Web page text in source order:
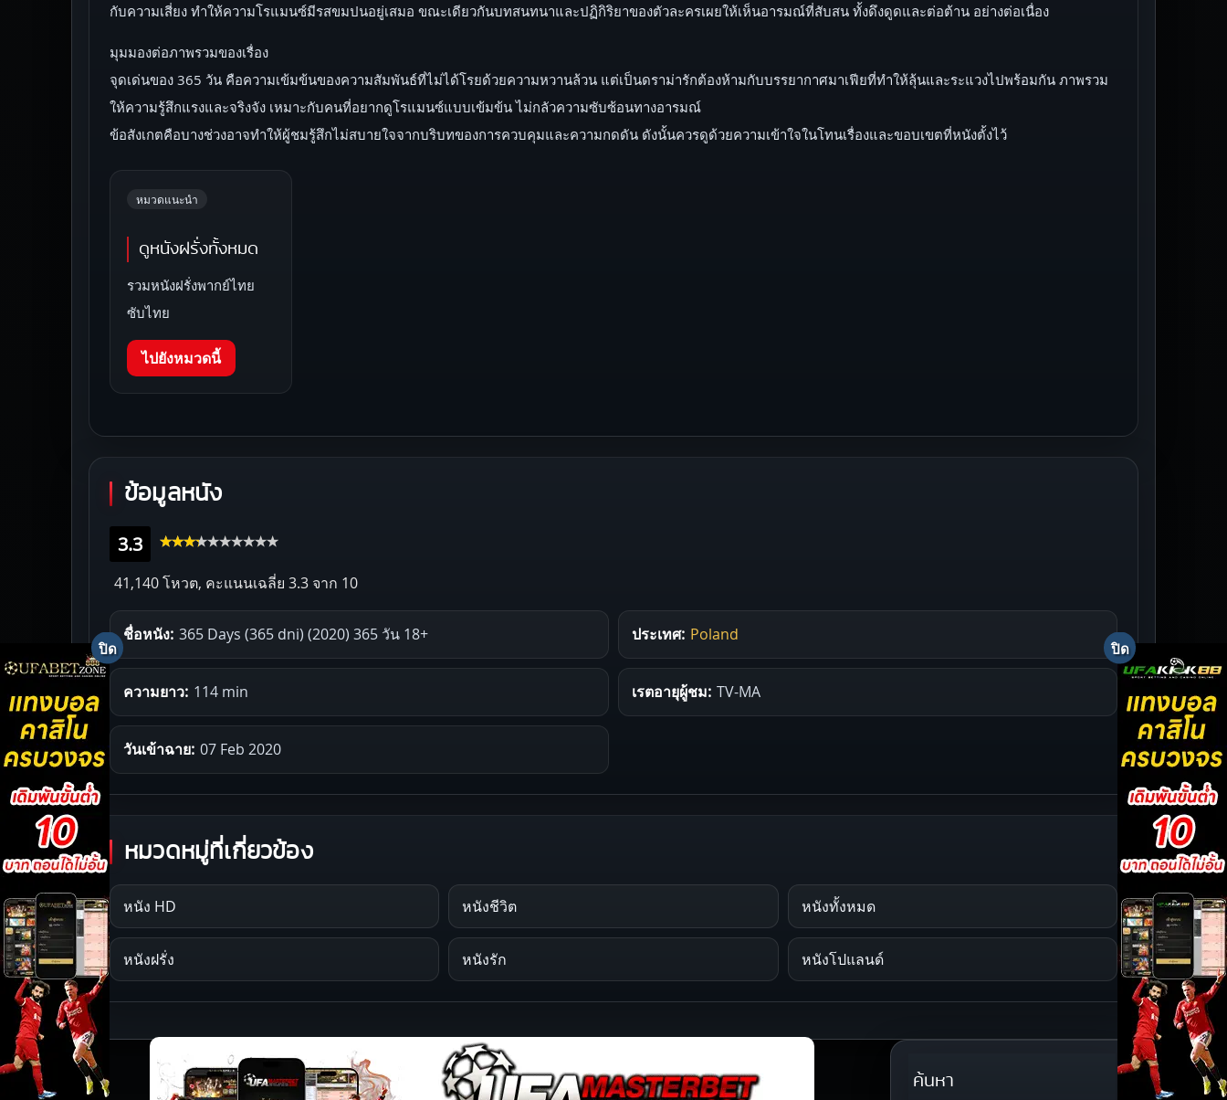
กับความเสี่ยง ทำให้ความโรแมนซ์มีรสขมปนอยู่เสมอ ขณะเดียวกันบทสนทนาและปฏิกิริยาของตัวละครเผยให้เห็นอารมณ์ที่สับสน ทั้งดึงดูดและต่อต้าน อย่างต่อเนื่อง
มุมมองต่อภาพรวมของเรื่อง
จุดเด่นของ 365 วัน คือความเข้มข้นของความสัมพันธ์ที่ไม่ได้โรยด้วยความหวานล้วน แต่เป็นดราม่ารักต้องห้ามกับบรรยากาศมาเฟียที่ทำให้ลุ้นและระแวงไปพร้อมกัน ภาพรวม
ให้ความรู้สึกแรงและจริงจัง เหมาะกับคนที่อยากดูโรแมนซ์แบบเข้มข้น ไม่กลัวความซับซ้อนทางอารมณ์
ข้อสังเกตคือบางช่วงอาจทำให้ผู้ชมรู้สึกไม่สบายใจจากบริบทของการควบคุมและความกดดัน ดังนั้นควรดูด้วยความเข้าใจในโทนเรื่องและขอบเขตที่หนังตั้งไว้
หมวดแนะนำ
ดูหนังฝรั่งทั้งหมด
รวมหนังฝรั่งพากย์ไทย
ซับไทย
ไปยังหมวดนี้
ข้อมูลหนัง
3.3
41,140 โหวต, คะแนนเฉลี่ย 3.3 จาก 10
ชื่อหนัง: 365 Days (365 dni) (2020) 365 วัน 18+ ประเทศ: Poland
ความยาว: 114 min เรตอายุผู้ชม: TV-MA
วันเข้าฉาย: 07 Feb 2020
หมวดหมู่ที่เกี่ยวข้อง
หนัง HD หนังชีวิต หนังทั้งหมด
หนังฝรั่ง หนังรัก หนังโปแลนด์
ค้นหา